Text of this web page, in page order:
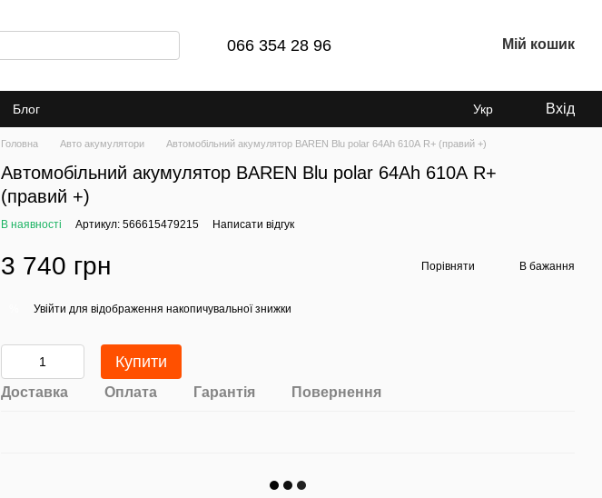
066 354 28 96 Мій кошик
Блог Укр Вхід
Головна Авто акумулятори Автомобільний акумулятор BAREN Blu polar 64Аh 610А R+ (правий +)
Автомобільний акумулятор BAREN Blu polar 64Аh 610А R+
(правий +)
В наявності Артикул: 566615479215 Написати відгук
3 740 грн Порівняти В бажання
Увійти для відображення накопичувальної знижки
Купити
Доставка Оплата Гарантія Повернення